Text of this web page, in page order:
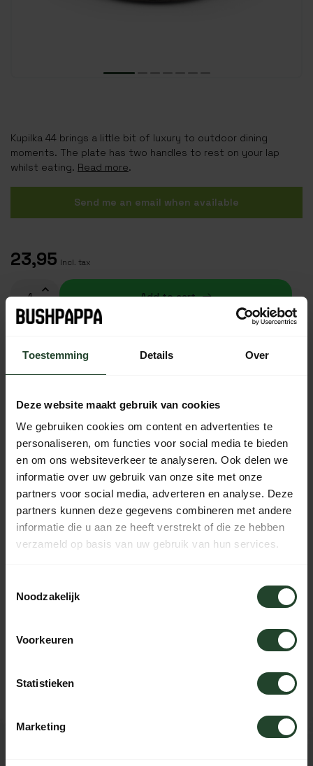
Toestemming Details Over
Deze website maakt gebruik van cookies
We gebruiken cookies om content en advertenties te
personaliseren, om functies voor social media te bieden
en om ons websiteverkeer te analyseren. Ook delen we
informatie over uw gebruik van onze site met onze
partners voor social media, adverteren en analyse. Deze
partners kunnen deze gegevens combineren met andere
informatie die u aan ze heeft verstrekt of die ze hebben
verzameld op basis van uw gebruik van hun services.
Noodzakelijk
Voorkeuren
Statistieken
Marketing
Kupilka 44 brings a little bit of luxury to outdoor dining
moments. The plate has two handles to rest on your lap
whilst eating. Read more.
Send me an email when available
23,95 Incl. tax
Add to cart
Ordered Monday to Friday before 5 p.m., shipped the
same day
Available every day from 10:00 to 20:00 via chat,
telephone or email
PRODUCT DESCRIPTION